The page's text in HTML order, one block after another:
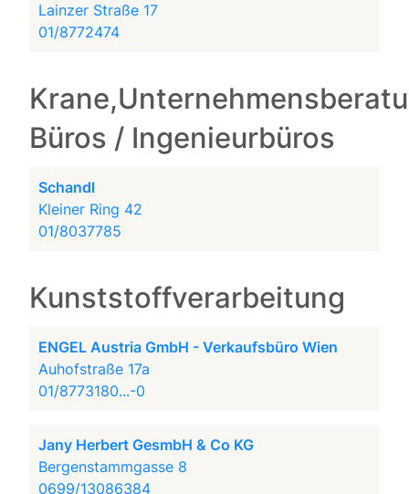
Lainzer Straße 17
01/8772474
Büros / Ingenieurbüros
Schandl
Kleiner Ring 42
01/8037785
Kunststoffverarbeitung
ENGEL Austria GmbH - Verkaufsbüro Wien
Auhofstraße 17a
01/8773180...-0
Jany Herbert GesmbH & Co KG
Bergenstammgasse 8
0699/13086384